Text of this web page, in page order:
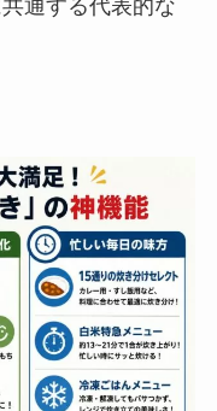
通する代表的な